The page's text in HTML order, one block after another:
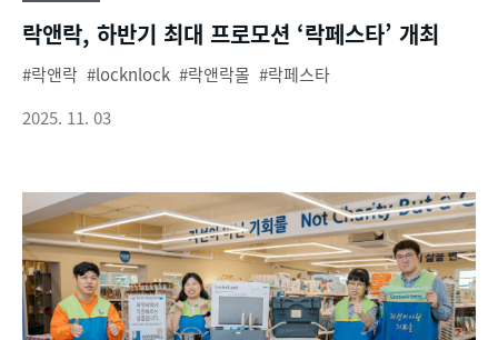
락앤락, 하반기 최대 프로모션 ‘락페스타’ 개최
락앤락 locknlock 락앤락몰
락페스타
2025. 11. 03